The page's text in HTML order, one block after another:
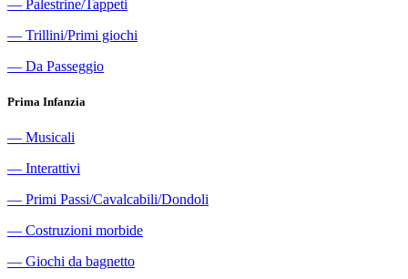
― Palestrine/Tappeti
― Trillini/Primi giochi
― Da Passeggio
Prima Infanzia
― Musicali
― Interattivi
― Primi Passi/Cavalcabili/Dondoli
― Costruzioni morbide
― Giochi da bagnetto